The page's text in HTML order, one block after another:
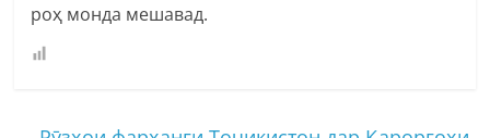
роҳ монда мешавад.